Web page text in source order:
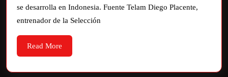
se desarrolla en Indonesia. Fuente Telam Diego Placente,
entrenador de la Selección
Read More